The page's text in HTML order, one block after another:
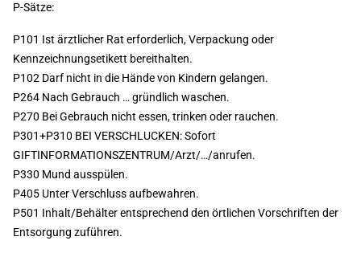
P-Sätze:
P101 Ist ärztlicher Rat erforderlich, Verpackung oder
Kennzeichnungsetikett bereithalten.
P102 Darf nicht in die Hände von Kindern gelangen.
P264 Nach Gebrauch … gründlich waschen.
P270 Bei Gebrauch nicht essen, trinken oder rauchen.
P301+P310 BEI VERSCHLUCKEN: Sofort
GIFTINFORMATIONSZENTRUM/Arzt/…/anrufen.
P330 Mund ausspülen.
P405 Unter Verschluss aufbewahren.
P501 Inhalt/Behälter entsprechend den örtlichen Vorschriften der
Entsorgung zuführen.